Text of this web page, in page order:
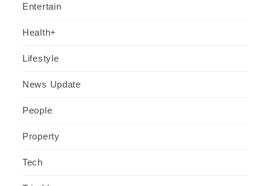
Entertain
Health+
Lifestyle
News Update
People
Property
Tech